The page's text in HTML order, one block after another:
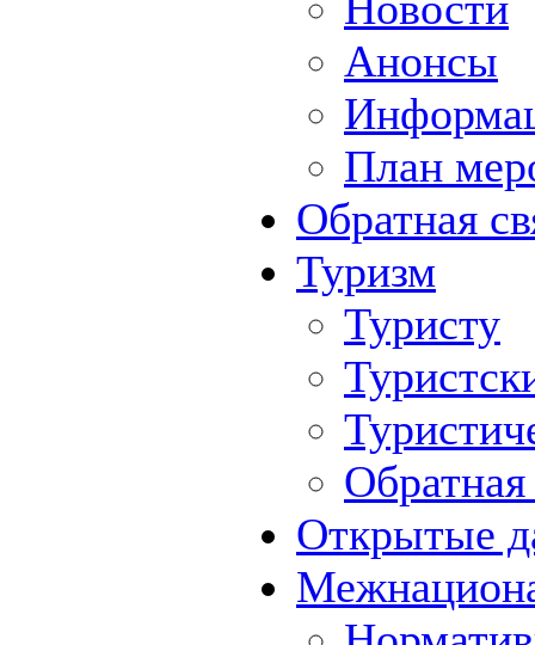
Анонсы
План
Обратная
Туризм
Туристу
Обратная
Открытые